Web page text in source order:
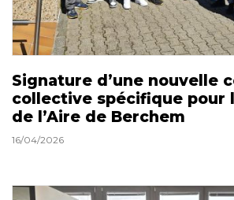
Signature d’une nouvelle
collective spécifique pour
de l’Aire de Berchem
16/04/2026